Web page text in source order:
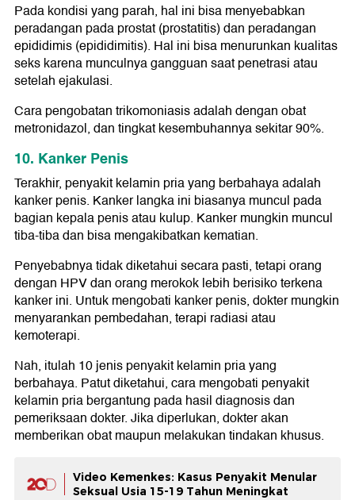
Pada kondisi yang parah, hal ini bisa menyebabkan
peradangan pada prostat (prostatitis) dan peradangan
epididimis (epididimitis). Hal ini bisa menurunkan kualitas
seks karena munculnya gangguan saat penetrasi atau
setelah ejakulasi.
Cara pengobatan trikomoniasis adalah dengan obat
metronidazol, dan tingkat kesembuhannya sekitar 90%.
10. Kanker Penis
Terakhir, penyakit kelamin pria yang berbahaya adalah
kanker penis. Kanker langka ini biasanya muncul pada
bagian kepala penis atau kulup. Kanker mungkin muncul
tiba-tiba dan bisa mengakibatkan kematian.
Penyebabnya tidak diketahui secara pasti, tetapi orang
dengan HPV dan orang merokok lebih berisiko terkena
kanker ini. Untuk mengobati kanker penis, dokter mungkin
menyarankan pembedahan, terapi radiasi atau
kemoterapi.
Nah, itulah 10 jenis penyakit kelamin pria yang
berbahaya. Patut diketahui, cara mengobati penyakit
kelamin pria bergantung pada hasil diagnosis dan
pemeriksaan dokter. Jika diperlukan, dokter akan
memberikan obat maupun melakukan tindakan khusus.
Video Kemenkes: Kasus Penyakit Menular
Seksual Usia 15-19 Tahun Meningkat